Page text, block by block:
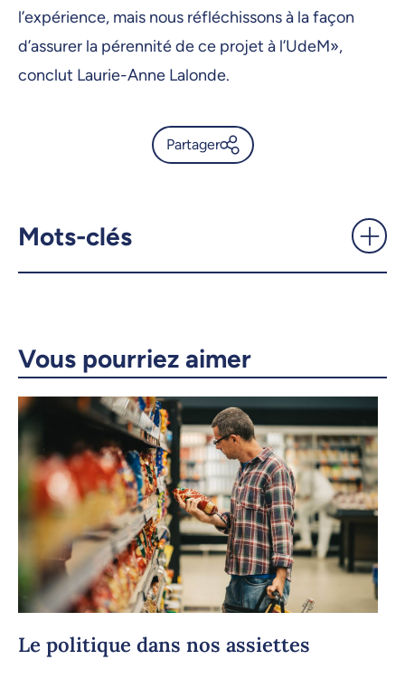
l’expérience, mais nous réfléchissons à la façon
d’assurer la pérennité de ce projet à l’UdeM»,
conclut Laurie-Anne Lalonde.
Partager
Copier le lien
Mots-clés
Vous pourriez aimer
Le politique dans nos assiettes